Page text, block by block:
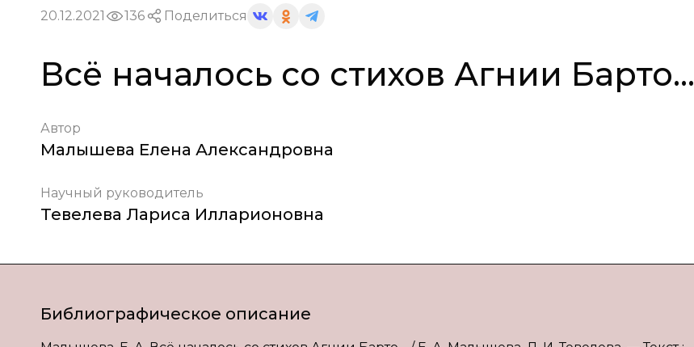
20.12.2021 136 Поделиться
Всё началось со стихов Агнии Барто…
Автор
Малышева Елена Александровна
Научный руководитель
Тевелева Лариса Илларионовна
Библиографическое описание